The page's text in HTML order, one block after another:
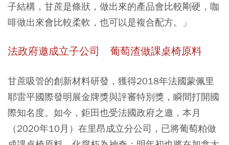
子結構，甘蔗是條狀，做出來的產品會比較剛硬，咖
啡做出來會比較柔軟，也可以是複合配方。」
法政府邀成立子公司 葡萄渣做課桌椅原料
甘蔗吸管的創新材料研發，獲得2018年法國蒙佩里
耶雷平國際發明展金牌獎與評審特別獎，瞬間打開國
際知名度。如今，鉅田也受法國政府之邀，本月
（2020年10月）在里昂成立分公司，已將葡萄粕做